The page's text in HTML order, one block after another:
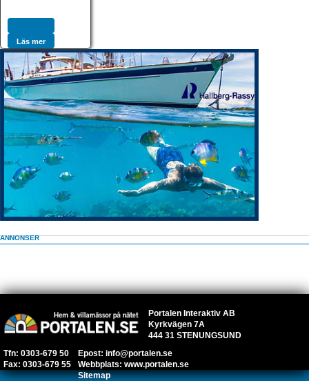
Läs mer
ANNONSER
Portalen Interaktiv AB
Kyrkvägen 7A
444 31 STENUNGSUND
Tfn: 0303-679 50
Fax: 0303-679 55
Epost: info@portalen.se
Webbplats: www.portalen.se
Sitemap